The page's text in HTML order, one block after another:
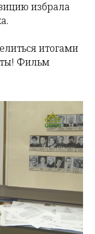
избрала
итогами
Фильм